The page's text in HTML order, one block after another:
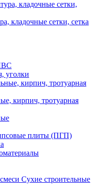
кладочные сетки, сетка
уголки
кирпич, тротуарная
плиты (ПГП)
Сухие строительные